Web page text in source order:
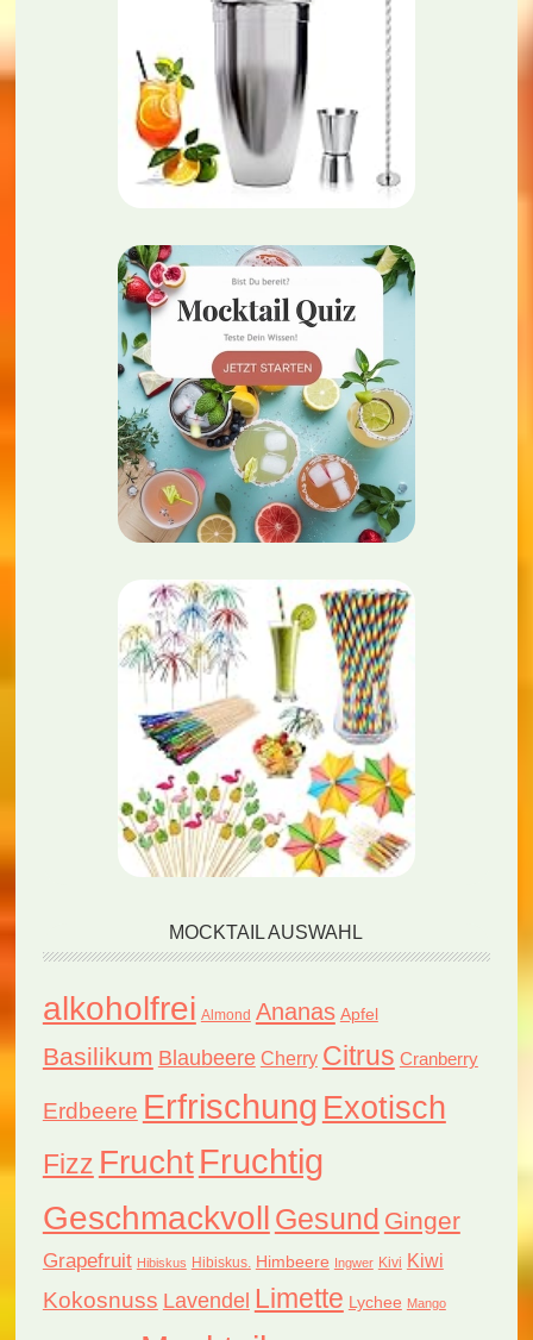
MOCKTAIL AUSWAHL
alkoholfrei Almond Ananas Apfel
Basilikum Blaubeere Cherry Citrus Cranberry
Erdbeere Erfrischung Exotisch
Fizz FruchtFruchtig
Geschmackvoll Gesund Ginger
Grapefruit Hibiskus Hibiskus. Himbeere Ingwer Kivi Kiwi
Kokosnuss Lavendel Limette Lychee Mango